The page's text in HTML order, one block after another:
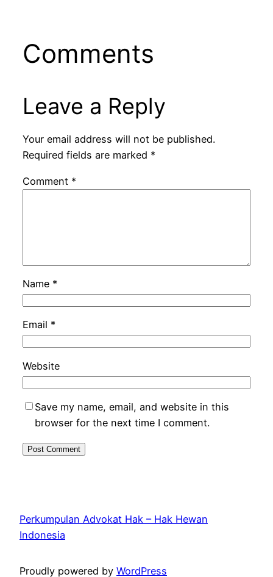
Comments
Leave a Reply
Your email address will not be published.
Required fields are marked *
Comment *
Name *
Email *
Website
Save my name, email, and website in this
browser for the next time I comment.
Perkumpulan Advokat Hak – Hak Hewan
Indonesia
Proudly powered by WordPress